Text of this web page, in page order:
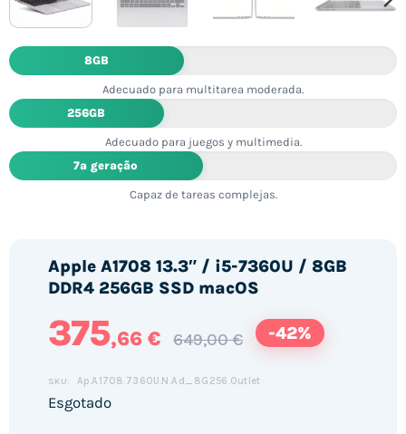
8GB
Adecuado para multitarea moderada.
256GB
Adecuado para juegos y multimedia.
7ª geração
Capaz de tareas complejas.
Apple A1708 13.3″ / i5-7360U / 8GB
DDR4 256GB SSD macOS
375,66 € 649,00 € -42%
SKU: Ap.A1708.7360U.N.Ad_8G256.Outlet
Esgotado